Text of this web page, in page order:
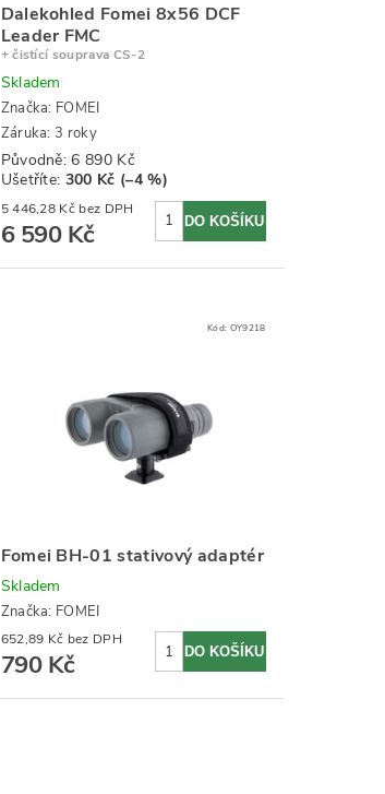
Dalekohled Fomei 8x56 DCF
Leader FMC
+ čistící souprava CS-2
Skladem
Značka: FOMEI
Záruka: 3 roky
Původně:6 890 Kč
Ušetříte: 300 Kč (–4 %)
5 446,28 Kč bez DPH
6 590 Kč
Kód: OY9218
Fomei BH-01 stativový adaptér
Skladem
Značka: FOMEI
652,89 Kč bez DPH
790 Kč